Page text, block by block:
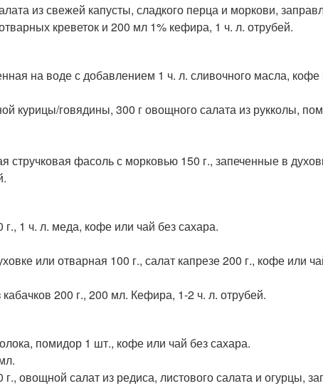
из свежей капусты, сладкого перца и моркови,
креветок и 200 мл 1% кефира, 1 ч. л. отрубей.
на воде с добавлением 1 ч. л. сливочного масла,
курицы/говядины, 300 г овощного салата из рукколы,
стручковая фасоль с морковью 150 г., запеченные в
г., 1 ч. л. меда, кофе или чай без сахара.
или отварная 100 г., салат капрезе 200 г., кофе или
200 г., 200 мл. Кефира, 1-2 ч. л. отрубей.
помидор 1 шт., кофе или чай без сахара.
овощной салат из редиса, листового салата и огурцы,